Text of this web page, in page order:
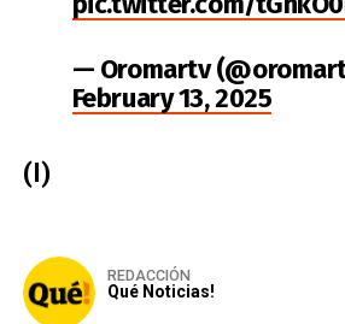
— Oromartv
February 13, 2025
(I)
REDACCIÓN
Qué Noticias!